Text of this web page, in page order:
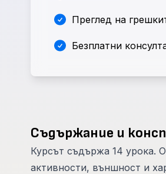
Преглед на
Безплатни
Съдържание и
Курсът съдържа 14 урока.
активности, външност и